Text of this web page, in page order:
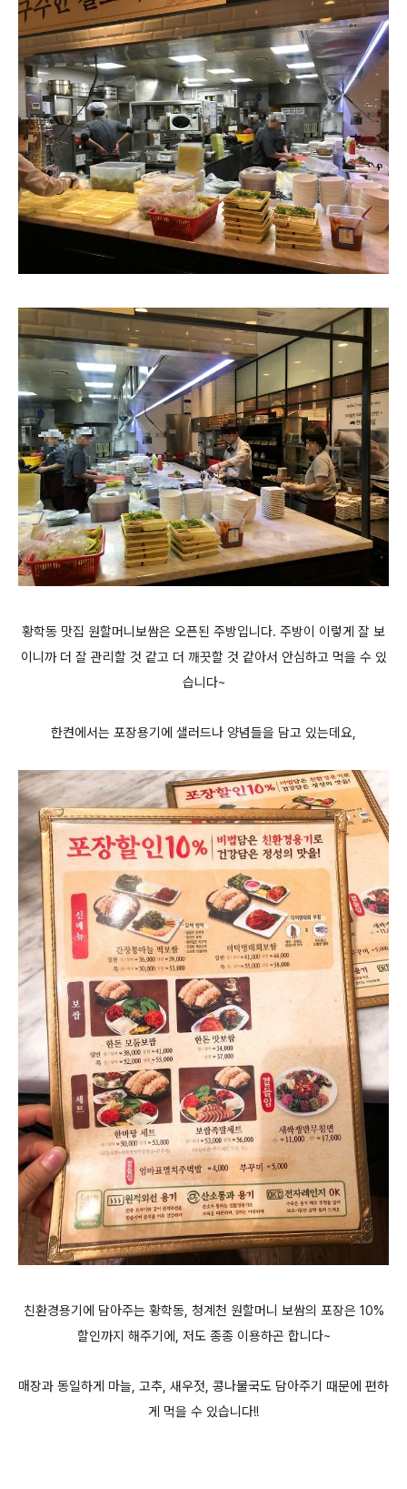
황학동 맛집 원할머니보쌈은 오픈된 주방입니다. 주방이 이렇게 잘 보
이니까 더 잘 관리할 것 같고 더 깨끗할 것 같아서 안심하고 먹을 수 있
습니다~
한켠에서는 포장용기에 샐러드나 양념들을 담고 있는데요,
친환경용기에 담아주는 황학동, 청계천 원할머니 보쌈의 포장은 10%
할인까지 해주기에, 저도 종종 이용하곤 합니다~
매장과 동일하게 마늘, 고추, 새우젓, 콩나물국도 담아주기 때문에 편하
게 먹을 수 있습니다!!